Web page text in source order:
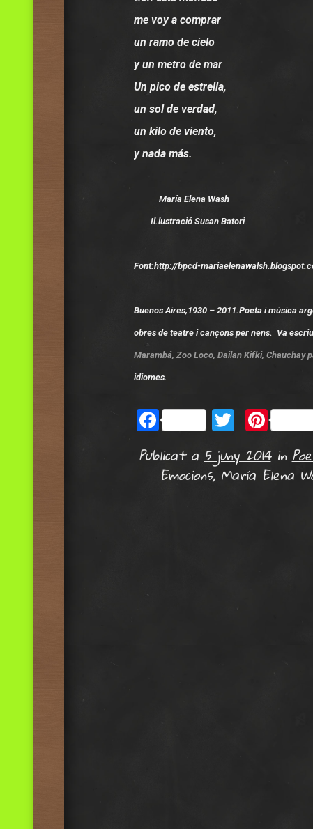
me voy a comprar
un ramo de cielo
y un metro de mar
Un pico de estrella,
un sol de verdad,
un kilo de viento,
y nada más.
María Elena
Il.lustració Susan Batori
Font:http://bpcd-
Buenos Aires,1930 – 2011.Poeta i música
obres de teatre i cançons per nens. Va
Marambá, Zoo Loco, Dailan Kifki, Chauchay
idiomes.
FacebookTwitter
Publicat a5 juny 2014 in
Emocions,María Elena